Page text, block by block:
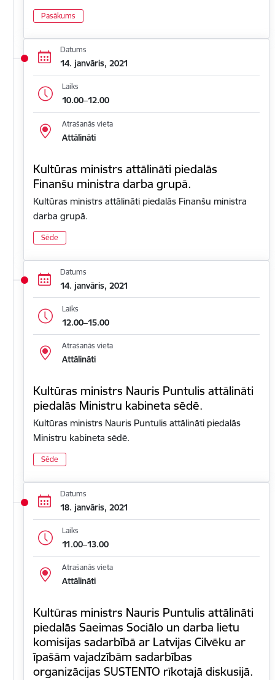
Pasākums
Datums
14. janvāris, 2021
Laiks
10.00–12.00
Atrašanās vieta
Attālināti
Kultūras ministrs attālināti piedalās
Finanšu ministra darba grupā.
Kultūras ministrs attālināti piedalās Finanšu ministra
darba grupā.
Sēde
Datums
14. janvāris, 2021
Laiks
12.00–15.00
Atrašanās vieta
Attālināti
Kultūras ministrs Nauris Puntulis attālināti
piedalās Ministru kabineta sēdē.
Kultūras ministrs Nauris Puntulis attālināti piedalās
Ministru kabineta sēdē.
Sēde
Datums
18. janvāris, 2021
Laiks
11.00–13.00
Atrašanās vieta
Attālināti
Kultūras ministrs Nauris Puntulis attālināti
piedalās Saeimas Sociālo un darba lietu
komisijas sadarbībā ar Latvijas Cilvēku ar
īpašām vajadzībām sadarbības
organizācijas SUSTENTO rīkotajā diskusijā.